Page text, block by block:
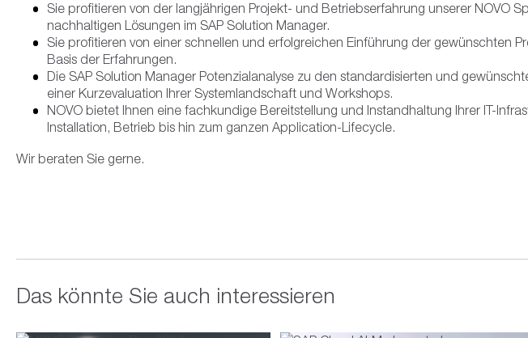
Sie profitieren von der langjährigen Projekt- und Betriebserfahrung unserer NOVO
nachhaltigen Lösungen im SAP Solution Manager.
Sie profitieren von einer schnellen und erfolgreichen Einführung der gewünschten
Basis der Erfahrungen.
Die SAP Solution Manager Potenzialanalyse zu den standardisierten und
einer Kurzevaluation Ihrer Systemlandschaft und Workshops.
NOVO bietet Ihnen eine fachkundige Bereitstellung und Instandhaltung Ihrer IT-
Installation, Betrieb bis hin zum ganzen Application-Lifecycle.
Wir beraten Sie gerne.
Das könnte Sie auch interessieren